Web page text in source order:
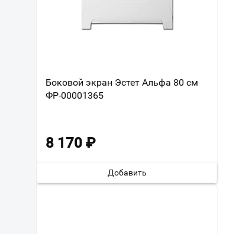
Боковой экран Эстет Альфа 80 см
ФР-00001365
8 170 ₽
Добавить